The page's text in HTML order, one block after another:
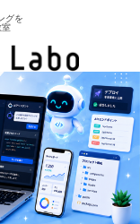
グを
室
ィング実践